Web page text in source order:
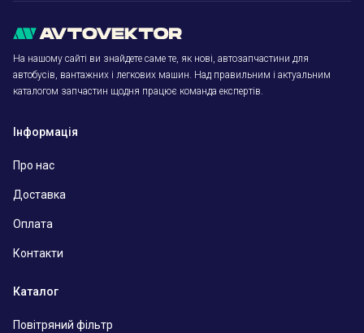
На нашому сайті ви знайдете саме те, як нові, автозапчастини для
автобусів, вантажних і легкових машин. Над правильним і актуальним
каталогом запчастин щодня працює команда експертів.
Інформація
Про нас
Доставка
Оплата
Контакти
Каталог
Повітряний фільтр